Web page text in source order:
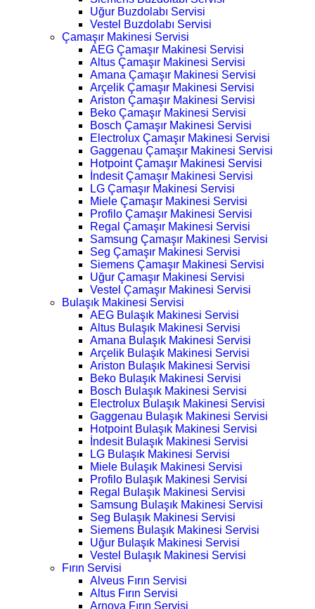
Uğur Buzdolabı Servisi
Vestel Buzdolabı Servisi
Çamaşır Makinesi Servisi
AEG Çamaşır Makinesi Servisi
Altus Çamaşır Makinesi Servisi
Amana Çamaşır Makinesi Servisi
Arçelik Çamaşır Makinesi Servisi
Ariston Çamaşır Makinesi Servisi
Beko Çamaşır Makinesi Servisi
Bosch Çamaşır Makinesi Servisi
Electrolux Çamaşır Makinesi Servisi
Gaggenau Çamaşır Makinesi Servisi
Hotpoint Çamaşır Makinesi Servisi
İndesit Çamaşır Makinesi Servisi
LG Çamaşır Makinesi Servisi
Miele Çamaşır Makinesi Servisi
Profilo Çamaşır Makinesi Servisi
Regal Çamaşır Makinesi Servisi
Samsung Çamaşır Makinesi Servisi
Seg Çamaşır Makinesi Servisi
Siemens Çamaşır Makinesi Servisi
Uğur Çamaşır Makinesi Servisi
Vestel Çamaşır Makinesi Servisi
Bulaşık Makinesi Servisi
AEG Bulaşık Makinesi Servisi
Altus Bulaşık Makinesi Servisi
Amana Bulaşık Makinesi Servisi
Arçelik Bulaşık Makinesi Servisi
Ariston Bulaşık Makinesi Servisi
Beko Bulaşık Makinesi Servisi
Bosch Bulaşık Makinesi Servisi
Electrolux Bulaşık Makinesi Servisi
Gaggenau Bulaşık Makinesi Servisi
Hotpoint Bulaşık Makinesi Servisi
İndesit Bulaşık Makinesi Servisi
LG Bulaşık Makinesi Servisi
Miele Bulaşık Makinesi Servisi
Profilo Bulaşık Makinesi Servisi
Regal Bulaşık Makinesi Servisi
Samsung Bulaşık Makinesi Servisi
Seg Bulaşık Makinesi Servisi
Siemens Bulaşık Makinesi Servisi
Uğur Bulaşık Makinesi Servisi
Vestel Bulaşık Makinesi Servisi
Fırın Servisi
Alveus Fırın Servisi
Altus Fırın Servisi
Arnova Fırın Servisi